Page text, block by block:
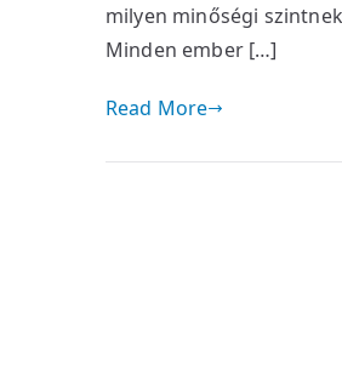
milyen minőségi
Minden ember […]
Read More